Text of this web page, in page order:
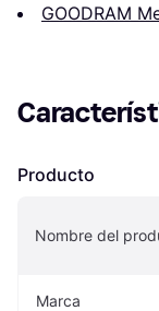
GOODRAM
Producto
Nombre del
Marca